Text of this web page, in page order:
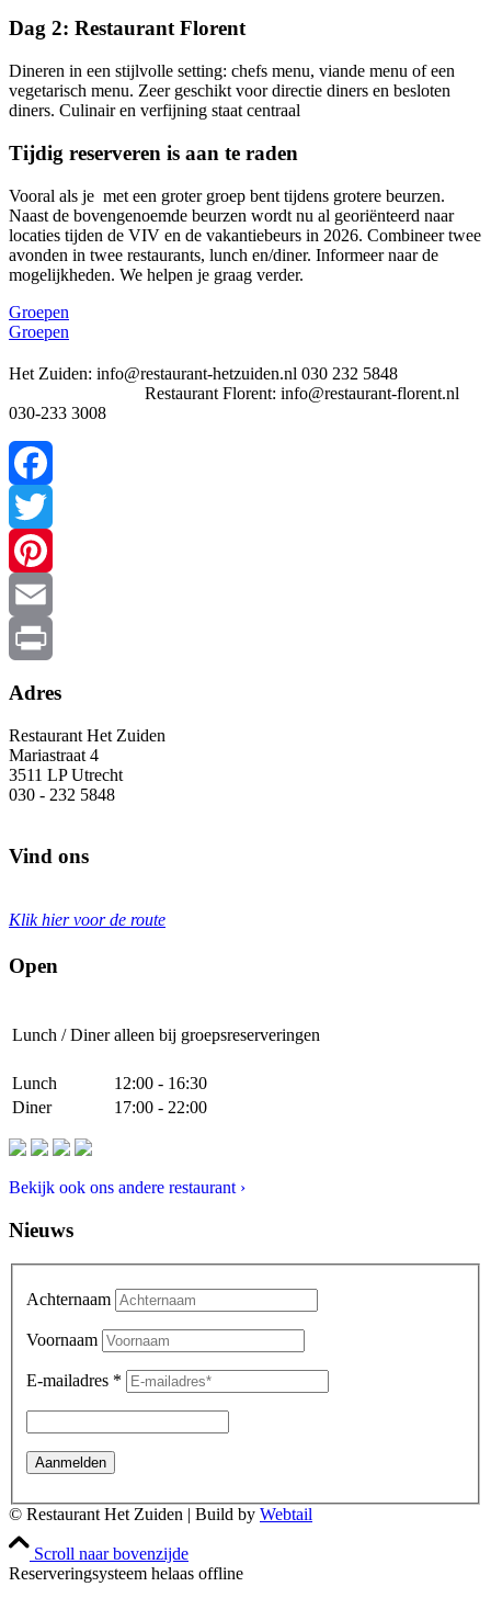
Dag 2: Restaurant Florent
Dineren in een stijlvolle setting: chefs menu, viande menu of een
vegetarisch menu. Zeer geschikt voor directie diners en besloten
diners. Culinair en verfijning staat centraal
Tijdig reserveren is aan te raden
Vooral als je met een groter groep bent tijdens grotere beurzen.
Naast de bovengenoemde beurzen wordt nu al georiënteerd naar
locaties tijden de VIV en de vakantiebeurs in 2026. Combineer twee
avonden in twee restaurants, lunch en/diner. Informeer naar de
mogelijkheden. We helpen je graag verder.
Groepen
Groepen
Het Zuiden: info@restaurant-hetzuiden.nl 030 232 5848
Restaurant Florent: info@restaurant-florent.nl
030-233 3008
Facebook
Twitter
Pinterest
Email
Print
Adres
Restaurant Het Zuiden
Mariastraat 4
3511 LP Utrecht
030 - 232 5848
Vind ons
Klik hier voor de route
Open
Lunch / Diner alleen bij groepsreserveringen
Lunch
12:00 - 16:30
Diner
17:00 - 22:00
Bekijk ook ons andere restaurant ›
Nieuws
Achternaam
Voornaam
E-mailadres *
© Restaurant Het Zuiden | Build by Webtail
Scroll naar bovenzijde
Reserveringsysteem helaas offline